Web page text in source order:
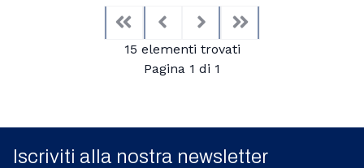
FirstPrevious
15 elementi trovati
Pagina 1 di 1
Next
Iscriviti alla nostra newsletter